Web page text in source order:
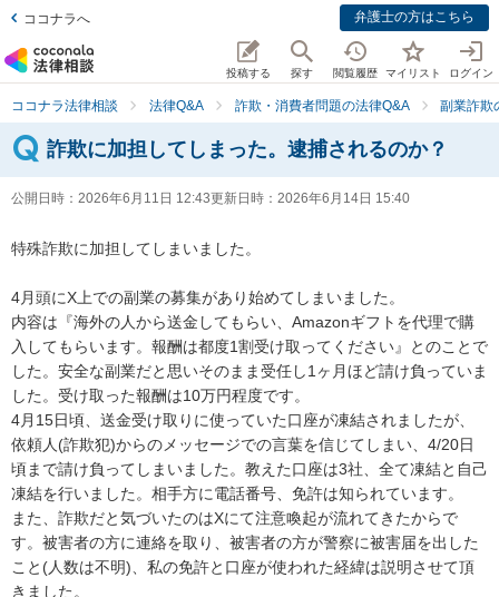
ココナラへ 弁護士の方はこちら
投稿する 探す 閲覧履歴 マイリスト ログイン
ココナラ法律相談 法律Q&A 詐欺・消費者問題の法律Q&A 副業詐欺
詐欺に加担してしまった。逮捕されるのか？
公開日時： 2026年6月11日 12:43更新日時： 2026年6月14日 15:40
特殊詐欺に加担してしまいました。
4月頭にX上での副業の募集があり始めてしまいました。
内容は『海外の人から送金してもらい、Amazonギフトを代理で購
入してもらいます。報酬は都度1割受け取ってください』とのことで
した。安全な副業だと思いそのまま受任し1ヶ月ほど請け負っていま
した。受け取った報酬は10万円程度です。
4月15日頃、送金受け取りに使っていた口座が凍結されましたが、
依頼人(詐欺犯)からのメッセージでの言葉を信じてしまい、4/20日
頃まで請け負ってしまいました。教えた口座は3社、全て凍結と自己
凍結を行いました。相手方に電話番号、免許は知られています。
また、詐欺だと気づいたのはXにて注意喚起が流れてきたからで
す。被害者の方に連絡を取り、被害者の方が警察に被害届を出した
こと(人数は不明)、私の免許と口座が使われた経緯は説明させて頂
きました。